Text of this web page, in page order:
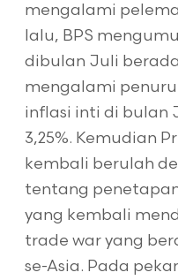
mengalami
lalu, BPS
dibulan Juli berada
mengalami
inflasi inti di bulan
3,25%. Kemudian
kembali berulah
tentang
yang kembali
trade war yang
se-Asia. Pada